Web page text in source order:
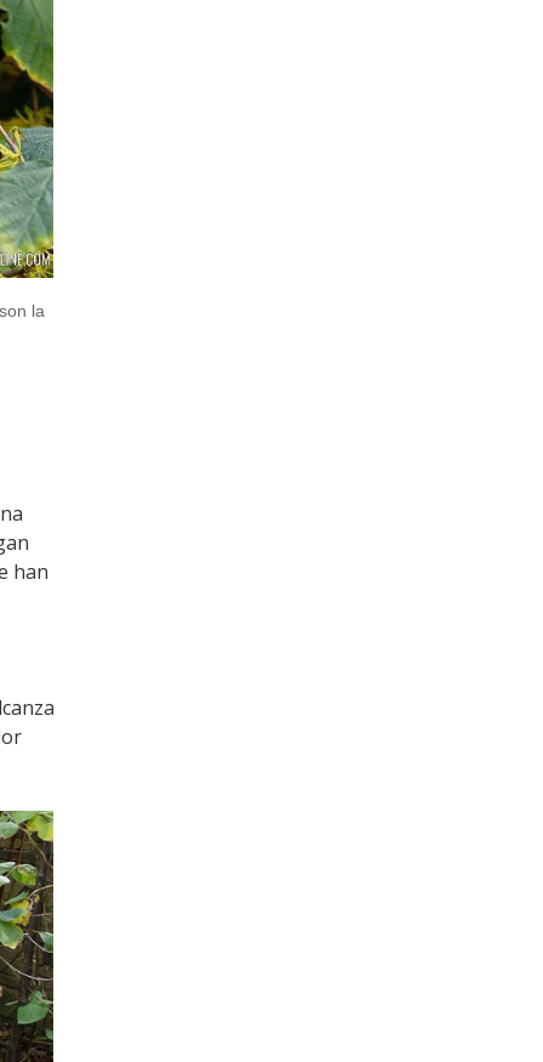
la
han